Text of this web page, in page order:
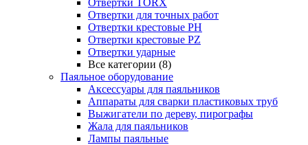
Отвертки TORX
Отвертки для точных работ
Отвертки крестовые PH
Отвертки крестовые PZ
Отвертки ударные
Все категории (8)
Паяльное оборудование
Аксессуары для паяльников
Аппараты для сварки пластиковых труб
Выжигатели по дереву, пирографы
Жала для паяльников
Лампы паяльные